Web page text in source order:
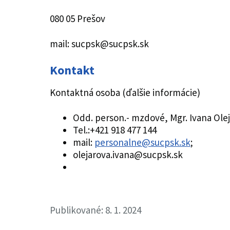
080 05 Prešov
mail: sucpsk@sucpsk.sk
Kontakt
Kontaktná osoba (ďalšie informácie)
Odd. person.- mzdové, Mgr. Ivana
Tel.:+421 918 477 144
mail: personalne@sucpsk.sk;
olejarova.ivana@sucpsk.sk
Publikované: 8. 1. 2024